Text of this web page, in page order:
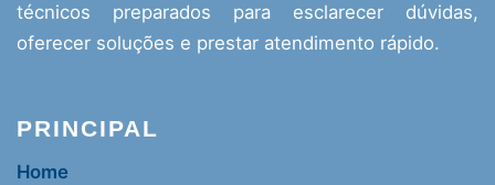
técnicos preparados para esclarecer dúvidas,
oferecer soluções e prestar atendimento rápido.
PRINCIPAL
Home